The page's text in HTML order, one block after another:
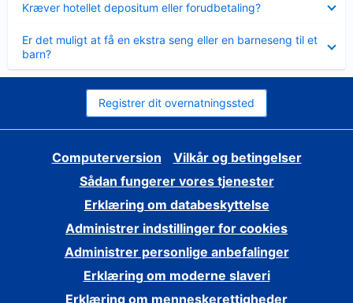
Kræver hotellet depositum eller forudbetaling?
Er det muligt at få en ekstra seng eller en barneseng til et
barn?
Registrer dit overnatningssted
Computerversion
Vilkår og betingelser
Sådan fungerer vores tjenester
Erklæring om databeskyttelse
Administrer indstillinger for cookies
Administrer personlige anbefalinger
Erklæring om moderne slaveri
Erklæring om menneskerettigheder